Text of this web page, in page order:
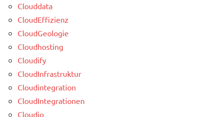
Clouddata
CloudEffizienz
CloudGeologie
Cloudhosting
Cloudify
CloudInfrastruktur
Cloudintegration
CloudIntegrationen
Cloudio